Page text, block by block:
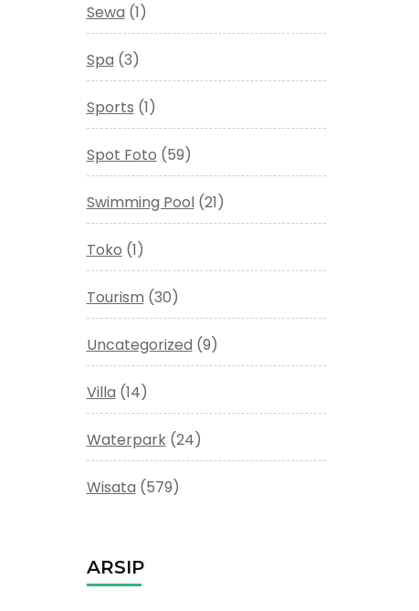
Sewa (1)
Spa (3)
Sports (1)
Spot Foto (59)
Swimming Pool(21)
Toko (1)
Tourism (30)
Uncategorized (9)
Villa (14)
Waterpark(24)
Wisata (579)
ARSIP